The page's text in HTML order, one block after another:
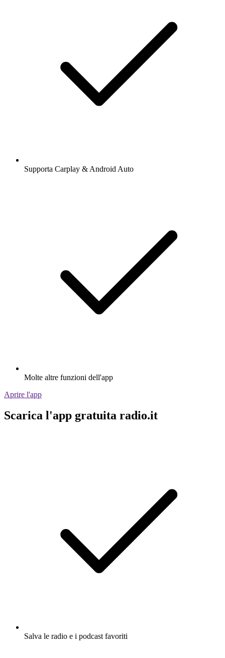
Supporta Carplay & Android Auto
Molte altre funzioni dell'app
Aprire l'app
Scarica l'app gratuita radio.it
Salva le radio e i podcast favoriti